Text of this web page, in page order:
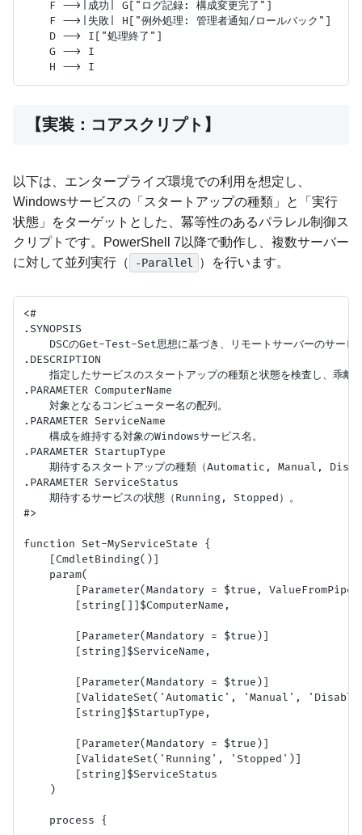
    F -->|成功| G["ログ記録: 構成変更完了"]
    F -->|失敗| H["例外処理: 管理者通知/ロールバック"]
    D --> I["処理終了"]
    G --> I
【実装：コアスクリプト】
以下は、エンタープライズ環境での利用を想定し、
Windowsサービスの「スタートアップの種類」と「実行
状態」をターゲットとした、冪等性のあるパラレル制御ス
クリプトです。PowerShell 7以降で動作し、複数サーバー
に対して並列実行（
-Parallel ）を行います。
<#
.SYNOPSIS
DSCのGet-Test-Set思想に基づき、リモートサーバーのサービ
.DESCRIPTION
指定したサービスのスタートアップの種類と状態を検査し、乖離
.PARAMETER ComputerName
    対象となるコンピューター名の配列。
.PARAMETER ServiceName
    構成を維持する対象のWindowsサービス名。
.PARAMETER StartupType
期待するスタートアップの種類（Automatic, Manual,
.PARAMETER ServiceStatus
    期待するサービスの状態（Running, Stopped）。
#>
function Set-MyServiceState {
    [CmdletBinding()]
    param(
[Parameter(Mandatory = $true,
        [string[]]$ComputerName,
        [Parameter(Mandatory = $true)]
        [string]$ServiceName,
        [Parameter(Mandatory = $true)]
[ValidateSet('Automatic', 'Manual',
        [string]$StartupType,
        [Parameter(Mandatory = $true)]
        [ValidateSet('Running', 'Stopped')]
        [string]$ServiceStatus
    )
    process {